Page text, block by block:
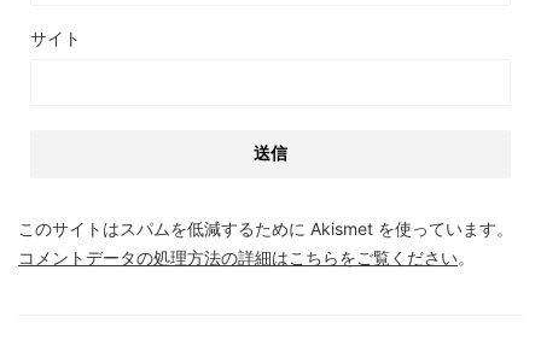
サイト
このサイトはスパムを低減するために Akismet を使っています。
コメントデータの処理方法の詳細はこちらをご覧ください。